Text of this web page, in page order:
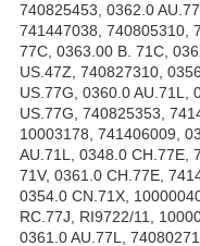
740825453, 0362.0
741447038, 740805310,
77C, 0363.00 B. 71C,
US.47Z, 740827310,
US.77G, 0360.0 AU.71L,
US.77G, 740825353,
10003178, 741406009,
AU.71L, 0348.0 CH.77E,
71V, 0361.0 CH.77E,
0354.0 CN.71X,
RC.77J, RI9722/11,
0361.0 AU.77L,